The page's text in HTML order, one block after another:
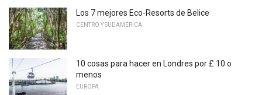
Los 7 mejores Eco-Resorts de Belice
CENTRO Y SUDAMÉRICA
10 cosas para hacer en Londres por £ 10 o
menos
EUROPA